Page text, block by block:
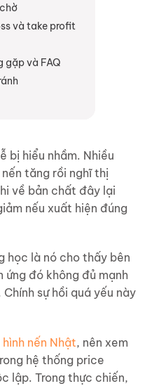
và take profit
gặp và FAQ
bị hiểu nhầm. Nhiều
tăng rồi nghĩ thị
về bản chất đây lại
nếu xuất hiện đúng
học là nó cho thấy bên
ứng đó không đủ mạnh
sự hồi quá yếu này
hình nến Nhật, nên xem
hệ thống price
lập. Trong thực chiến,